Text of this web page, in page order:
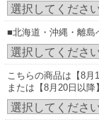
■北海道・沖縄・離
こちらの商品は【8月
または【8月20日以